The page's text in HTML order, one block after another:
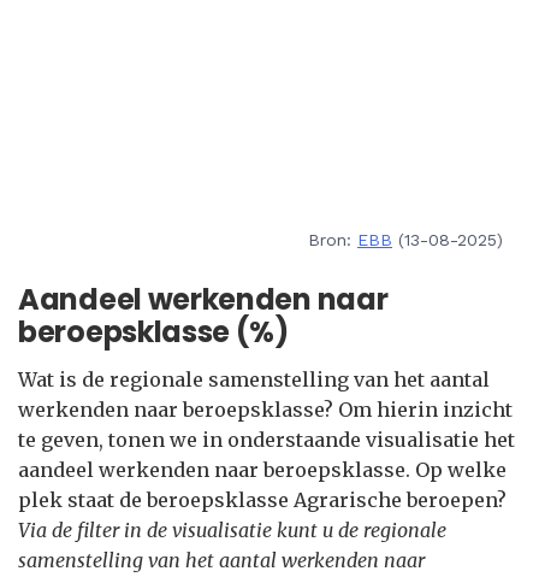
Bron: EBB (13-08-2025)
Aandeel werkenden naar
beroepsklasse (%)
Wat is de regionale samenstelling van het aantal
werkenden naar beroepsklasse? Om hierin inzicht
te geven, tonen we in onderstaande visualisatie het
aandeel werkenden naar beroepsklasse. Op welke
plek staat de beroepsklasse Agrarische beroepen?
Via de filter in de visualisatie kunt u de regionale
samenstelling van het aantal werkenden naar